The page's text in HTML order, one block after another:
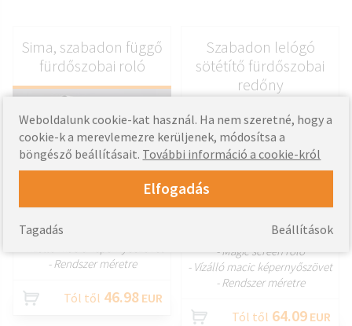
Sima, szabadon függő
fürdőszobai roló
- Magic screen roló
- Rendszer méretre
Tól től 46.98 EUR
TESTRESZAB
Szabadon lelógó
sötétítő fürdőszobai
redőny
- Magic screen roló
- Vízálló macic képernyőszövet
- Rendszer méretre
Tól től 64.09 EUR
Weboldalunk cookie-kat használ. Ha nem szeretné, hogy a
cookie-k a merevlemezre kerüljenek, módosítsa a
böngésző beállításait. További információ a cookie-król
Elfogadás
Beállítások
Tagadás